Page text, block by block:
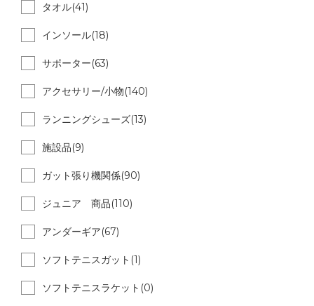
タオル(41)
インソール(18)
サポーター(63)
アクセサリー/小物(140)
ランニングシューズ(13)
施設品(9)
ガット張り機関係(90)
ジュニア 商品(110)
アンダーギア(67)
ソフトテニスガット(1)
ソフトテニスラケット(0)